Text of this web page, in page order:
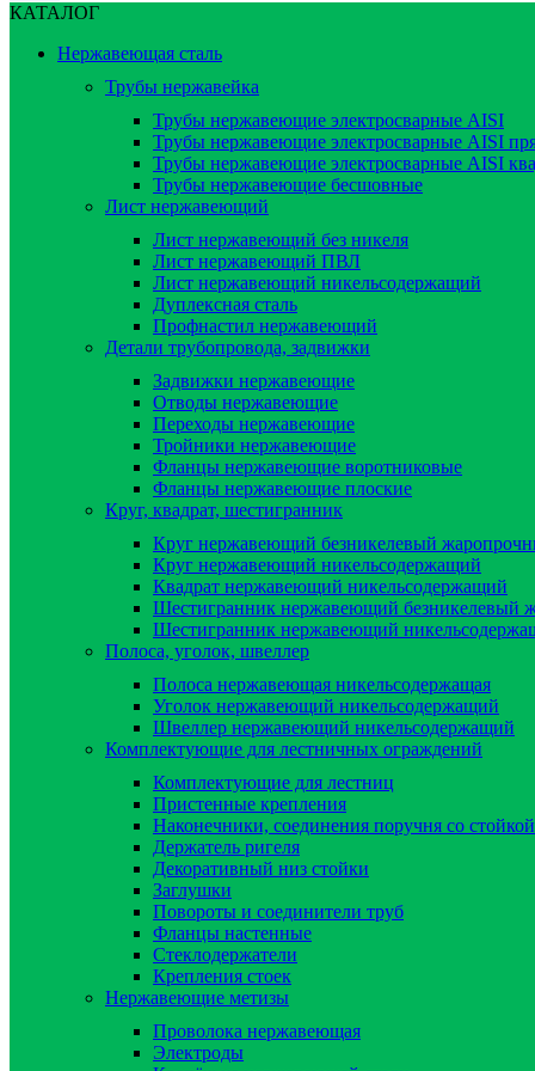
КАТАЛОГ
Нержавеющая сталь
Трубы нержавейка
Трубы нержавеющие электросварные AISI
Трубы нержавеющие электросварные AISI
Трубы нержавеющие электросварные AISI
Трубы нержавеющие бесшовные
Лист нержавеющий
Лист нержавеющий без никеля
Лист нержавеющий ПВЛ
Лист нержавеющий никельсодержащий
Дуплексная сталь
Профнастил нержавеющий
Детали трубопровода, задвижки
Задвижки нержавеющие
Отводы нержавеющие
Переходы нержавеющие
Тройники нержавеющие
Фланцы нержавеющие воротниковые
Фланцы нержавеющие плоские
Круг, квадрат, шестигранник
Круг нержавеющий безникелевый
Круг нержавеющий никельсодержащий
Квадрат нержавеющий никельсодержащий
Шестигранник нержавеющий безникелевый
Шестигранник нержавеющий
Полоса, уголок, швеллер
Полоса нержавеющая никельсодержащая
Уголок нержавеющий никельсодержащий
Швеллер нержавеющий никельсодержащий
Комплектующие для лестничных ограждений
Комплектующие для лестниц
Пристенные крепления
Наконечники, соединения поручня со стойкой
Держатель ригеля
Декоративный низ стойки
Заглушки
Повороты и соединители труб
Фланцы настенные
Стеклодержатели
Крепления стоек
Нержавеющие метизы
Проволока нержавеющая
Электроды